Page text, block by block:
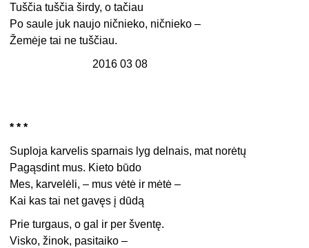
Tuščia tuščia širdy, o tačiau
Po saule juk naujo ničnieko, ničnieko –
Žemėje tai ne tuščiau.
2016 03 08
* * *
Suploja karvelis sparnais lyg delnais, mat norėtų
Pagąsdint mus. Kieto būdo
Mes, karvelėli, – mus vėtė ir mėtė –
Kai kas tai net gavęs į dūdą
Prie turgaus, o gal ir per šventę.
Visko, žinok, pasitaiko –